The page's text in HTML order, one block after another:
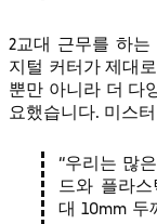
2교대 근무를 하는
지털 커터가 제대
뿐만 아니라 더 다
요했습니다. 미스
우리는 많
드와 플라
대 10mm 두